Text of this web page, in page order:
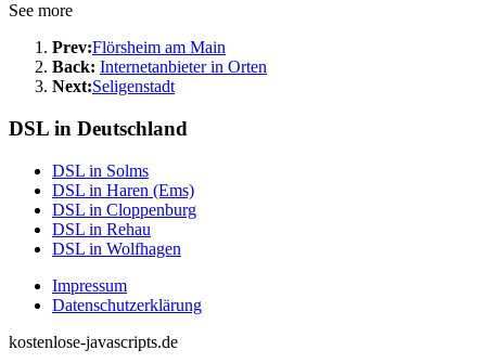
See more
Prev:Flörsheim am Main
Back: Internetanbieter in Orten
Next:Seligenstadt
DSL in Deutschland
DSL in Solms
DSL in Haren (Ems)
DSL in Cloppenburg
DSL in Rehau
DSL in Wolfhagen
Impressum
Datenschutzerklärung
kostenlose-javascripts.de